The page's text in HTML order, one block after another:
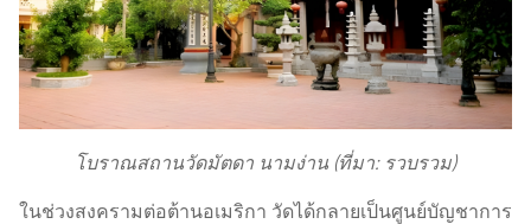
โบราณสถานวัดมัตดา นามง่าน (ที่มา: รวบรวม)
ในช่วงสงครามต่อต้านอเมริกา วัดได้กลายเป็นศูนย์บัญชาการ